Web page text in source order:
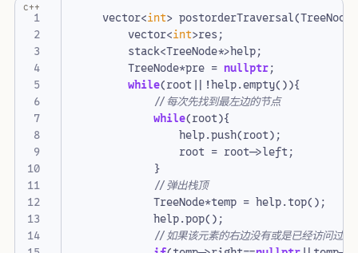
1
2
4
5
6
7
8
9
10
11
12
14
vector<int> postorderTraversal(TreeNode
vector<int>res;
stack<TreeNode*>help;
TreeNode*pre = nullptr;
while(root||!help.empty()){
//每次先找到最左边的节点
while(root){
help.push(root);
root = root->left;
}
//弹出栈顶
TreeNode*temp = help.top();
help.pop();
c++